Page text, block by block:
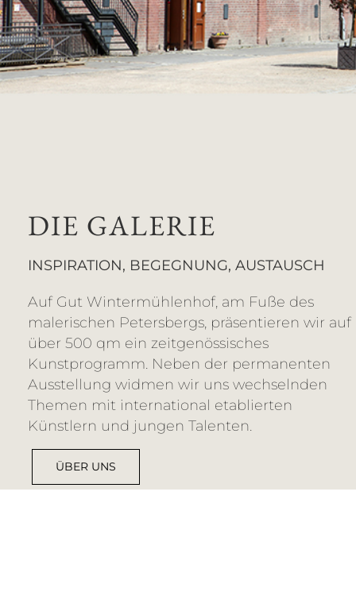
DIE GALERIE
INSPIRATION, BEGEGNUNG, AUSTAUSCH
Auf Gut Wintermühlenhof, am Fuße des
malerischen Petersbergs, präsentieren wir auf
über 500 qm ein zeitgenössisches
Kunstprogramm. Neben der permanenten
Ausstellung widmen wir uns wechselnden
Themen mit international etablierten
Künstlern und jungen Talenten.
ÜBER UNS